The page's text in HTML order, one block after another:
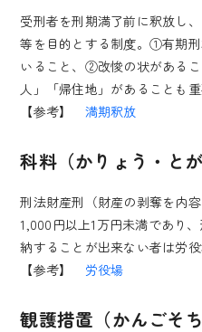
受刑者を刑期満了前に釈放し
等を目的とする制度。①有期
いること、②改悛の状がある
人」「帰住地」があることも
【参考】 満期釈放
科料（かりょう・とが
刑法財産刑（財産の剥奪を内
1,000円以上1万円未満であり
納することが出来ない者は労
【参考】 労役場
観護措置（かんごそち